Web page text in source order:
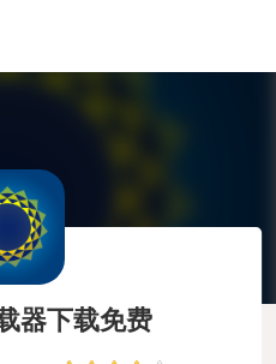
器下载免费